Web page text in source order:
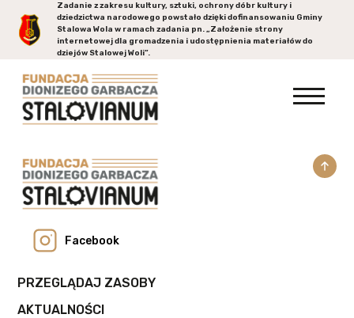
Zadanie z zakresu kultury, sztuki, ochrony dóbr kultury i
dziedzictwa narodowego powstało dzięki dofinansowaniu Gminy
Stalowa Wolaw ramach zadania pn. „Założenie strony
internetowej dla gromadzenia i udostępnienia materiałów do
dziejów Stalowej Woli”.
Facebook
PRZEGLĄDAJ ZASOBY
AKTUALNOŚCI